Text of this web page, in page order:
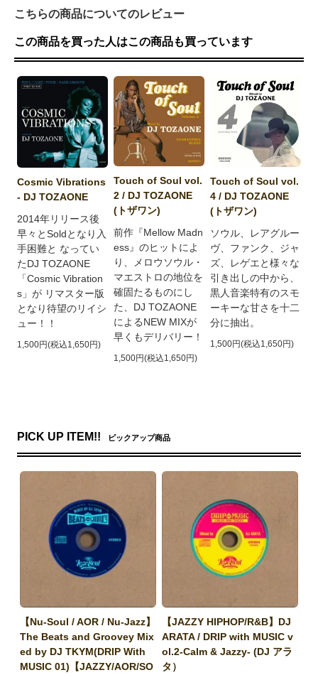
こちらの商品についてのレビュー
この商品を買った人はこの商品も買っています
Cosmic Vibrations
- DJ TOZAONE
2014年リリース後
早々とSoldとなり入
手困難と なってい
たDJ TOZAONE
「Cosmic Vibration
s」が リマスター版
となり待望のリイシ
ュー！！
1,500円(税込1,650円)
Touch of Soul vol.
2 / DJ TOZAONE
(トザワン)
前作『Mellow Madn
ess』のヒットによ
り、メロウソウル・
マエストロの地位を
確固たるものにし
た、DJ TOZAONE
によるNEW MIXが
早くもデリバリー！
1,500円(税込1,650円)
Touch of Soul vol.
4 / DJ TOZAONE
(トザワン)
ソウル、レアグルー
ヴ、ファンク、ジャ
ズ、レゲエと様々な
引き出しの中から、
黒人音楽特有のスモ
ーキーな甘さを十二
分に抽出。
1,500円(税込1,650円)
PICK UP ITEM!! ピックアップ商品
【Nu-Soul / AOR / Nu-Jazz】
The Beats and Groovey Mix
ed by DJ TKYM(DRIP With
MUSIC 01)【JAZZY/AOR/SO
【JAZZY HIPHOP/R&B】DJ
ARATA / DRIP with MUSIC v
ol.2-Calm & Jazzy- (DJ アラ
タ）